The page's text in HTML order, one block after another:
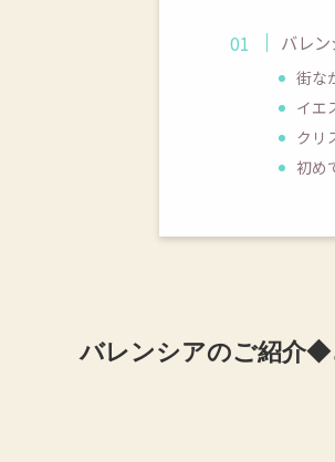
バレ
街な
イエ
クリ
初め
バレンシアのご紹介◆